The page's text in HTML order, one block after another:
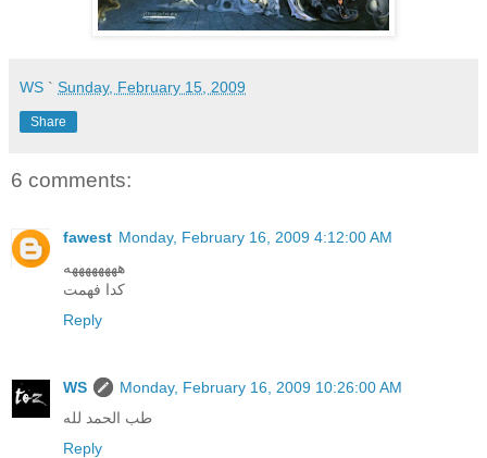
WS ` Sunday, February 15, 2009
Share
6 comments:
fawest Monday, February 16, 2009 4:12:00 AM
ههههههههه
كدا فهمت
Reply
WS
Monday, February 16, 2009 10:26:00 AM
طب الحمد لله
Reply